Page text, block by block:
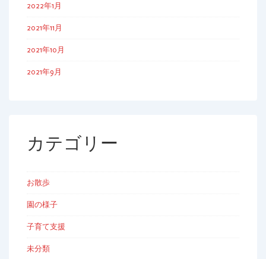
2022年1月
2021年11月
2021年10月
2021年9月
カテゴリー
お散歩
園の様子
子育て支援
未分類